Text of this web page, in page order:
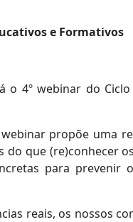
e Formativos
4º webinar do
propõe uma
que (re)conhecer
para prevenir o
reais, os nossos